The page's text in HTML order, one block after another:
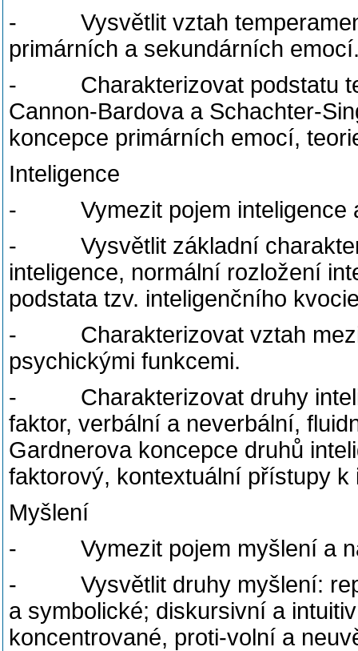
- Vysvětlit vztah
primárních a sekundárních
- Charakterizovat podstatu
Cannon-Bardova a Schachter-
koncepce primárních emocí,
Inteligence
- Vymezit pojem inteligence a
- Vysvětlit základní
inteligence, normální rozložení
podstata tzv. inteligenčního
- Charakterizovat vztah mezi
psychickými funkcemi.
- Charakterizovat druhy
faktor, verbální a neverbální,
Gardnerova koncepce druhů
faktorový, kontextuální přístupy k
Myšlení
- Vymezit pojem myšlení a
- Vysvětlit druhy myšlení:
a symbolické; diskursivní a
koncentrované, proti-volní a